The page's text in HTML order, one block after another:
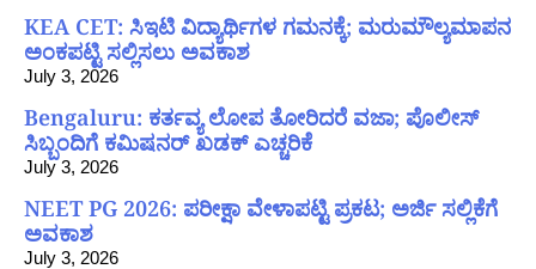
KEA CET: ಸಿಇಟಿ ವಿದ್ಯಾರ್ಥಿಗಳ ಗಮನಕ್ಕೆ; ಮರುಮೌಲ್ಯಮಾಪನ
ಅಂಕಪಟ್ಟಿ ಸಲ್ಲಿಸಲು ಅವಕಾಶ
July 3, 2026
Bengaluru: ಕರ್ತವ್ಯ ಲೋಪ ತೋರಿದರೆ ವಜಾ; ಪೊಲೀಸ್
ಸಿಬ್ಬಂದಿಗೆ ಕಮಿಷನರ್ ಖಡಕ್ ಎಚ್ಚರಿಕೆ
July 3, 2026
NEET PG 2026: ಪರೀಕ್ಷಾ ವೇಳಾಪಟ್ಟಿ ಪ್ರಕಟ; ಅರ್ಜಿ ಸಲ್ಲಿಕೆಗೆ
ಅವಕಾಶ
July 3, 2026